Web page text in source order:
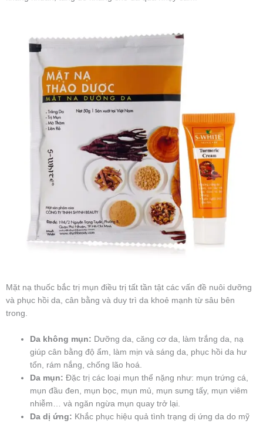
Mặt nạ thuốc bắc trị mụn điều trị tất tần tật các vấn đề nuôi dưỡng
và phục hồi da, cân bằng và duy trì da khoẻ mạnh từ sâu bên
trong.
Da không mụn: Dưỡng da, căng cơ da, làm trắng da, nạ
giúp cân bằng độ ẩm, làm mịn và sáng da, phục hồi da hư
tổn, rám nắng, chống lão hoá.
Da mụn: Đặc trị các loại mụn thể nặng như: mụn trứng cá,
mụn đầu đen, mụn bọc, mụn mủ, mụn sưng tấy, mụn viêm
nhiễm… và ngăn ngừa mụn quay trở lại.
Da dị ứng: Khắc phục hiệu quả tình trạng dị ứng da do mỹ